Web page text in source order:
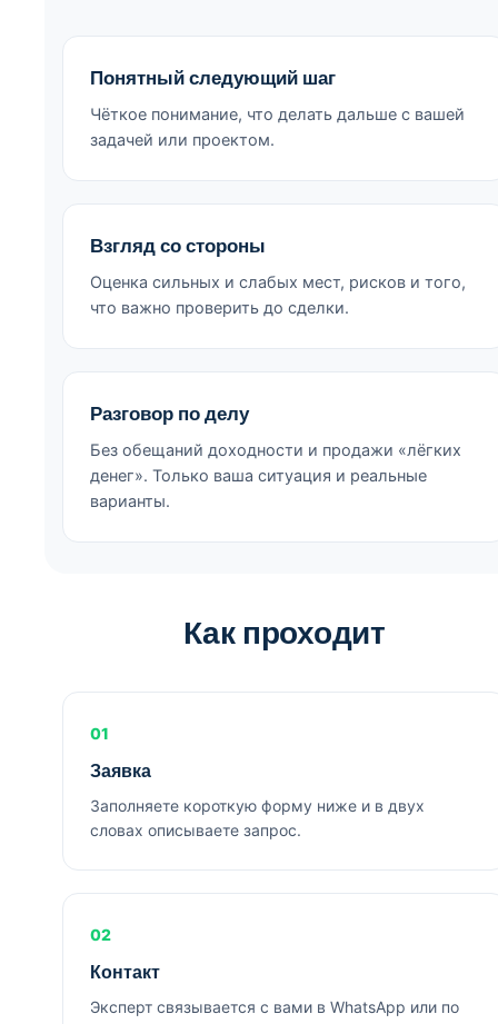
Понятный следующий шаг
Чёткое понимание, что делать дальше с вашей
задачей или проектом.
Взгляд со стороны
Оценка сильных и слабых мест, рисков и того,
что важно проверить до сделки.
Разговор по делу
Без обещаний доходности и продажи «лёгких
денег». Только ваша ситуация и реальные
варианты.
Как проходит
01
Заявка
Заполняете короткую форму ниже и в двух
словах описываете запрос.
02
Контакт
Эксперт связывается с вами в WhatsApp или по